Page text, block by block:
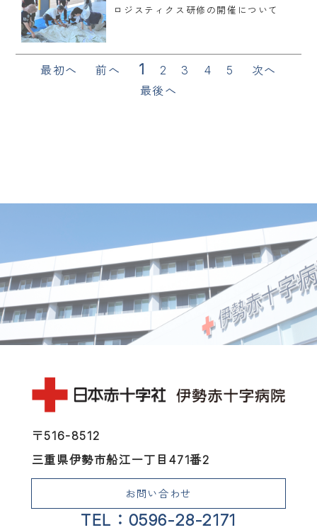
ロジスティクス研修の開催について
最初へ 前へ 1 2 3 4 5
次へ
最後へ
〒516-8512
三重県伊勢市船江一丁目471番2
お問い合わせ
TEL：0596-28-2171